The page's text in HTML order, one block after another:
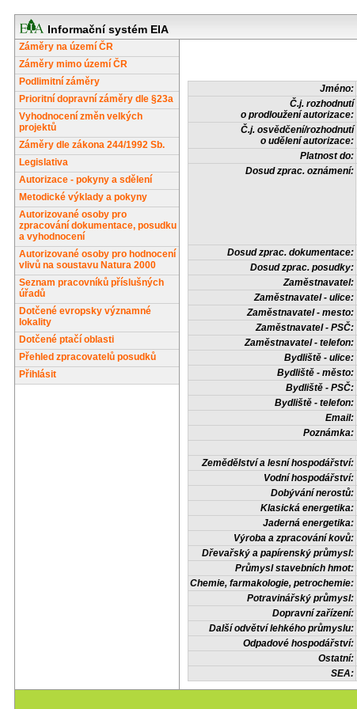
Informační systém EIA
Záměry na území ČR
Záměry mimo území ČR
Podlimitní záměry
Prioritní dopravní záměry dle §23a
Vyhodnocení změn velkých
projektů
Záměry dle zákona 244/1992 Sb.
Legislativa
Autorizace - pokyny a sdělení
Metodické výklady a pokyny
Autorizované osoby pro
zpracování dokumentace, posudku
a vyhodnocení
Autorizované osoby pro hodnocení
vlivů na soustavu Natura 2000
Seznam pracovníků příslušných
úřadů
Dotčené evropsky významné
lokality
Dotčené ptačí oblasti
Přehled zpracovatelů posudků
Přihlásit
Jméno:
Č.j. rozhodnutí
o prodloužení autorizace:
Č.j. osvědčení/rozhodnutí
o udělení autorizace:
Platnost do:
Dosud zprac. oznámení:
Dosud zprac. dokumentace:
Dosud zprac. posudky:
Zaměstnavatel:
Zaměstnavatel - ulice:
Zaměstnavatel - mesto:
Zaměstnavatel - PSČ:
Zaměstnavatel - telefon:
Bydliště - ulice:
Bydliště - město:
Bydliště - PSČ:
Bydliště - telefon:
Email:
Poznámka:
Zemědělství a lesní hospodářství:
Vodní hospodářství:
Dobývání nerostů:
Klasická energetika:
Jaderná energetika:
Výroba a zpracování kovů:
Dřevařský a papírenský průmysl:
Průmysl stavebních hmot:
Chemie, farmakologie, petrochemie:
Potravinářský průmysl:
Dopravní zařízení:
Další odvětví lehkého průmyslu:
Odpadové hospodářství:
Ostatní:
SEA: